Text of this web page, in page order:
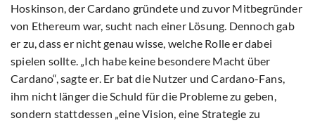
Hoskinson, der Cardano gründete und zuvor Mitbegründer
von Ethereum war, sucht nach einer Lösung. Dennoch gab
er zu, dass er nicht genau wisse, welche Rolle er dabei
spielen sollte. „Ich habe keine besondere Macht über
Cardano“, sagte er. Er bat die Nutzer und Cardano-Fans,
ihm nicht länger die Schuld für die Probleme zu geben,
sondern stattdessen „eine Vision, eine Strategie zu